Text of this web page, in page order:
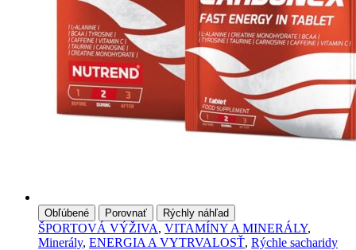
Obľúbené Porovnať Rýchly náhľad
ŠPORTOVÁ VÝŽIVA, VITAMÍNY A MINERÁLY,
Minerály, ENERGIA A VYTRVALOSŤ, Rýchle sacharidy